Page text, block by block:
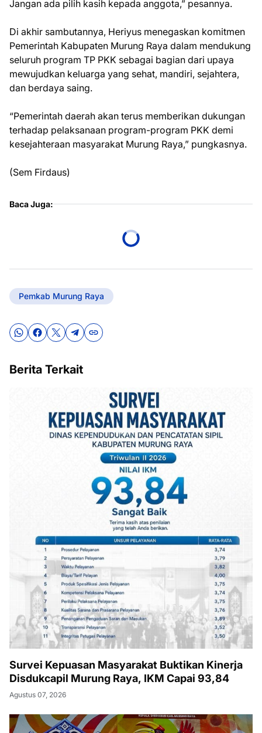
Jangan ada pilih kasih kepada anggota,” pesannya.
Di akhir sambutannya, Heriyus menegaskan komitmen
Pemerintah Kabupaten Murung Raya dalam mendukung
seluruh program TP PKK sebagai bagian dari upaya
mewujudkan keluarga yang sehat, mandiri, sejahtera,
dan berdaya saing.
“Pemerintah daerah akan terus memberikan dukungan
terhadap pelaksanaan program-program PKK demi
kesejahteraan masyarakat Murung Raya,” pungkasnya.
(Sem Firdaus)
Baca Juga:
Pemkab Murung Raya
Berita Terkait
Survei Kepuasan Masyarakat Buktikan Kinerja
Disdukcapil Murung Raya, IKM Capai 93,84
Agustus 07, 2026